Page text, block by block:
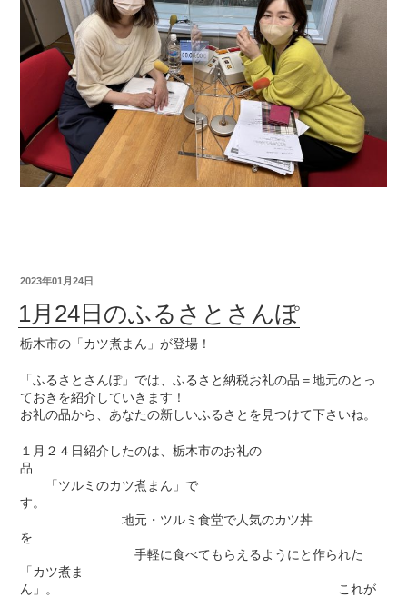
2023年01月24日
1月24日のふるさとさんぽ
栃木市の「カツ煮まん」が登場！
「ふるさとさんぽ」では、ふるさと納税お礼の品＝地元のとっ
ておきを紹介していきます！
お礼の品から、あなたの新しいふるさとを見つけて下さいね。
１月２４日紹介したのは、栃木市のお礼の
品
「ツルミのカツ煮まん」で
す。
地元・ツルミ食堂で人気のカツ丼
を
手軽に食べてもらえるようにと作られた
「カツ煮ま
ん」。 これが